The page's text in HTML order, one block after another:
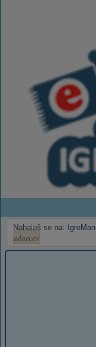
Nahajaš se na: IgreMan
udarcev